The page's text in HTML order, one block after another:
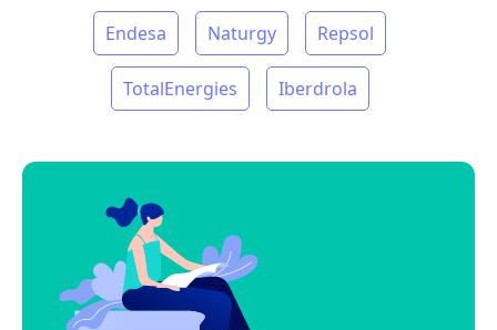
Endesa Naturgy Repsol
TotalEnergies Iberdrola